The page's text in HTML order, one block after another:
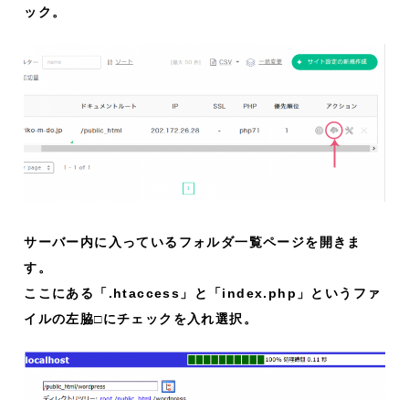
ック。
サーバー内に入っているフォルダ一覧ページを開きま
す。
ここにある「.htaccess」と「index.php」というファ
イルの左脇□にチェックを入れ選択。